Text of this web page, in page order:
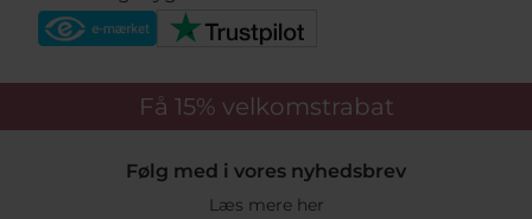
Få 15% velkomstrabat
Følg med i vores nyhedsbrev
Læs mere her